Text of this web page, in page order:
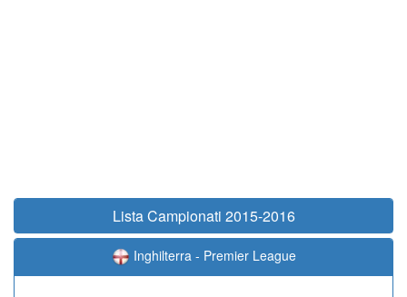
Lista Campionati 2015-2016
Inghilterra - Premier League